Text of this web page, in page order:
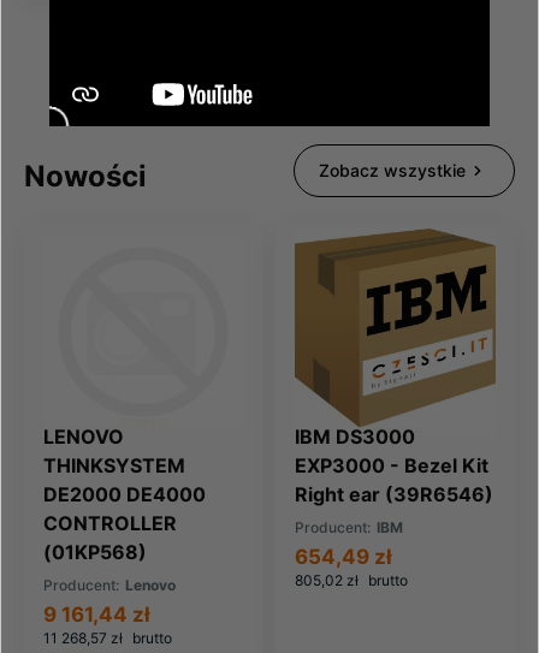
Nowości Zobacz wszystkie
LENOVO
THINKSYSTEM
DE2000 DE4000
CONTROLLER
(01KP568)
Producent: Lenovo
11 268,57 zł brutto
9 161,44 zł
IBM DS3000
EXP3000 - Bezel Kit
Right ear (39R6546)
Producent: IBM
805,02 zł brutto
654,49 zł